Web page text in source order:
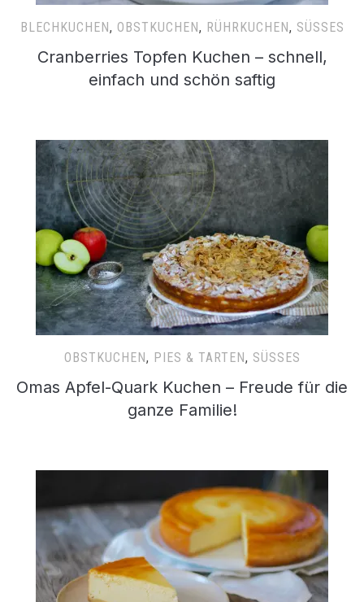
BLECHKUCHEN, OBSTKUCHEN, RÜHRKUCHEN, SÜSSES
Cranberries Topfen Kuchen – schnell,
einfach und schön saftig
OBSTKUCHEN, PIES & TARTEN, SÜSSES
Omas Apfel-Quark Kuchen – Freude für die
ganze Familie!